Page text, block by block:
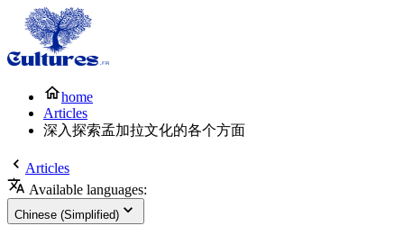
home
Articles
深入探索孟加拉文化的各个方面
Articles
Available languages:
Chinese (Simplified)